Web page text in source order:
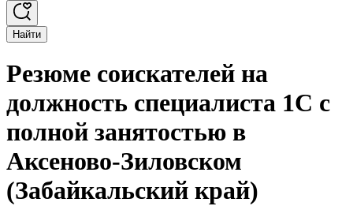
Найти
Резюме соискателей на
должность специалиста 1С с
полной занятостью в
Аксеново-Зиловском
(Забайкальский край)